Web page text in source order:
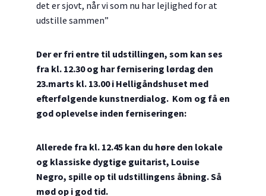
det er sjovt, når vi som nu har lejlighed for at
udstille sammen”
Der er fri entre til udstillingen, som kan ses
fra kl. 12.30 og har fernisering lørdag den
23.marts kl. 13.00 i Helligåndshuset med
efterfølgende kunstnerdialog. Kom og få en
god oplevelse inden ferniseringen:
Allerede fra kl. 12.45 kan du høre den lokale
og klassiske dygtige guitarist, Louise
Negro, spille op til udstillingens åbning. Så
mød op i god tid.